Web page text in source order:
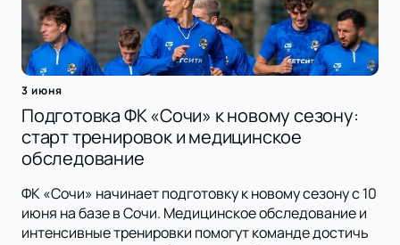
3 июня
Подготовка ФК «Сочи» к новому сезону:
старт тренировок и медицинское
обследование
ФК «Сочи» начинает подготовку к новому сезону с 10
июня на базе в Сочи. Медицинское обследование и
интенсивные тренировки помогут команде достичь